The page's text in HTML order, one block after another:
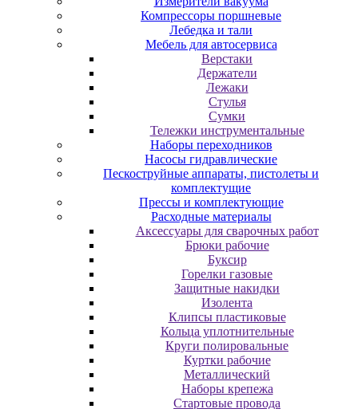
Компрессоры поршневые
Лебедка и тали
Мебель для автосервиса
Верстаки
Держатели
Лежаки
Стулья
Сумки
Тележки инструментальные
Наборы переходников
Насосы гидравлические
Пескоструйные аппараты, пистолеты и
комплектущие
Прессы и комплектующие
Расходные материалы
Аксессуары для сварочных работ
Брюки рабочие
Буксир
Горелки газовые
Защитные накидки
Изолента
Клипсы пластиковые
Кольца уплотнительные
Круги полировальные
Куртки рабочие
Металлический
Наборы крепежа
Стартовые провода